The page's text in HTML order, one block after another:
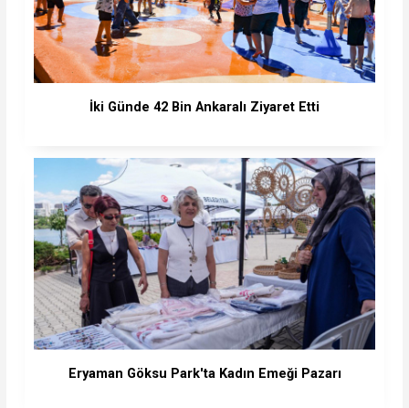
İki Günde 42 Bin Ankaralı Ziyaret Etti
Eryaman Göksu Park'ta Kadın Emeği Pazarı